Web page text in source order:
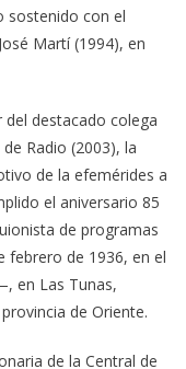
sostenido con el
Martí (1994), en
destacado colega
Radio (2003), la
de la efemérides a
el aniversario 85
de programas
febrero de 1936, en el
en Las Tunas,
de Oriente.
de la Central de